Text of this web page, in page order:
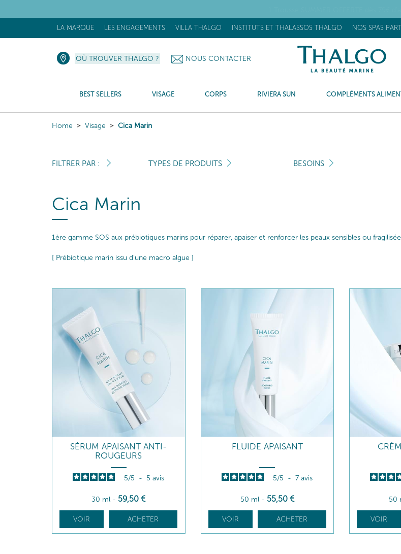
LA MARQUE LES ENGAGEMENTS VILLA THALGO INSTITUTS ET THALASSOS THALGO NOS SPAS
OÙ TROUVER THALGO ? NOUS CONTACTER
BEST SELLERS VISAGE CORPS RIVIERA SUN COMPLÉMENTS
Home Visage Cica Marin
FILTRER PAR : TYPES DE PRODUITS BESOINS
Cica Marin
1ère gamme SOS aux prébiotiques marins pour réparer, apaiser et renforcer les peaux sensibles ou
[ Prébiotique marin issu d’une macro algue ]
SÉRUM APAISANT ANTI-
ROUGEURS
5/5 - 5avis
30 ml - 59,50 €
VOIR ACHETER
FLUIDE APAISANT
5/5 - 7avis
50 ml - 55,50 €
VOIR ACHETER
50
VOIR